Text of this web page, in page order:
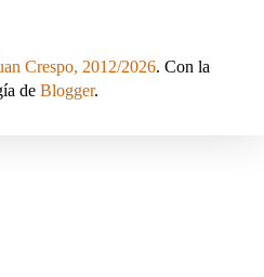
Crespo, 2012/2026. Con la
de Blogger.